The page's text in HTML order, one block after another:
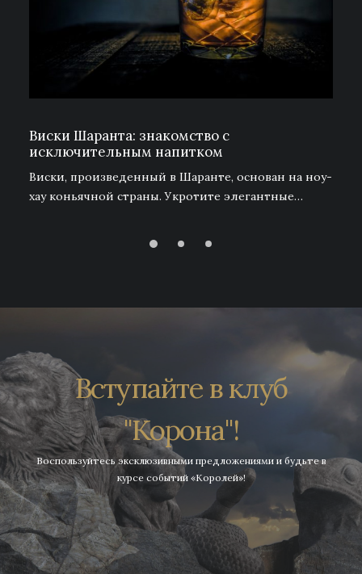
Виски Шаранта: знакомство с
исключительным напитком
Виски, произведенный в Шаранте, основан на ноу-
хау коньячной страны. Укротите элегантные…
Вступайте в клуб
"Корона"!
Воспользуйтесь эксклюзивными предложениями и будьте в
курсе событий «Королей»!